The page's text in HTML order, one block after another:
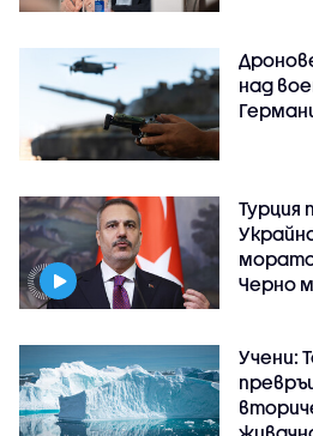
над
Турция
Черно
Учени: